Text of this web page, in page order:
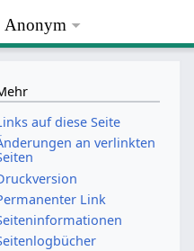
Anonym
auf diese Seite
an verlinkten
Link